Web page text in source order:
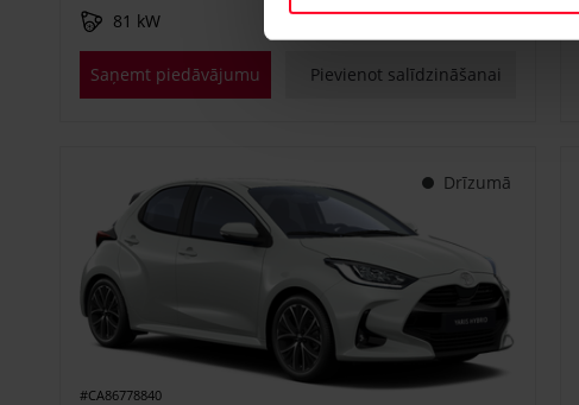
81 kW
Saņemt piedāvājumu Pievienot salīdzināšanai
Drīzumā
#CA86778840